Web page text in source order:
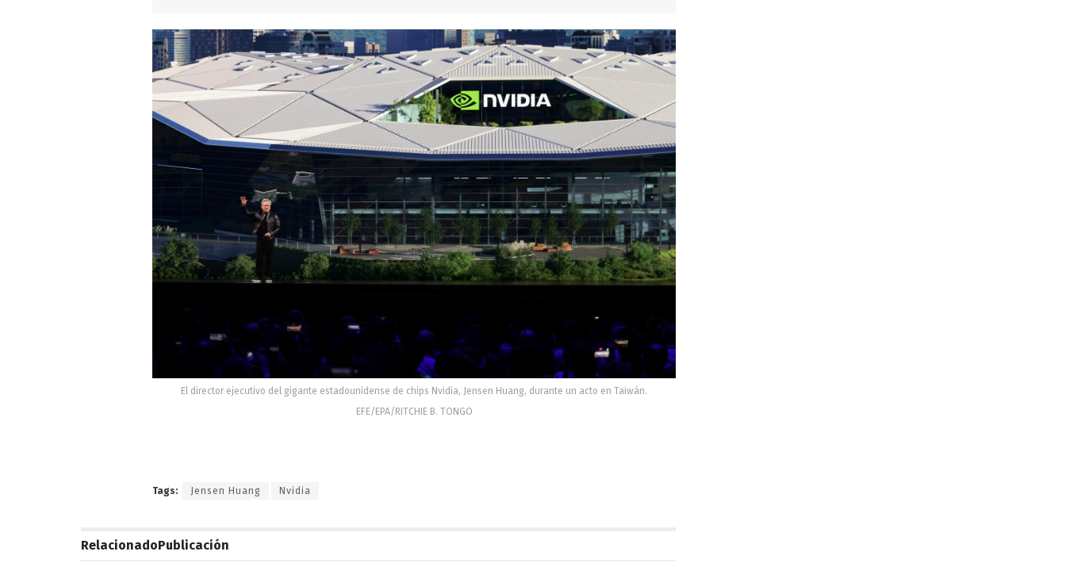
El director ejecutivo del gigante estadounidense de chips Nvidia, Jensen Huang, durante un acto en Taiwán.
EFE/EPA/RITCHIE B. TONGO
Tags: Jensen Huang Nvidia
RelacionadoPublicación